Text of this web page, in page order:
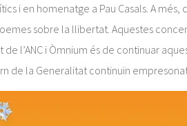
i en homenatge a Pau Casals. A
sobre la llibertat. Aquestes
de l’ANC i Òmnium és de continuar
de la Generalitat continuïn